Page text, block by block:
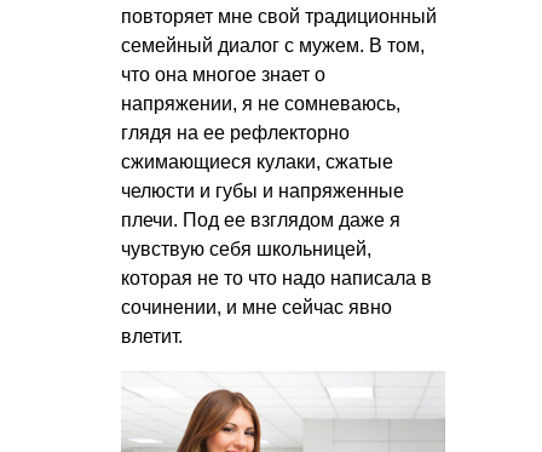
повторяет мне свой традиционный
семейный диалог с мужем. В том,
что она многое знает о
напряжении, я не сомневаюсь,
глядя на ее рефлекторно
сжимающиеся кулаки, сжатые
челюсти и губы и напряженные
плечи. Под ее взглядом даже я
чувствую себя школьницей,
которая не то что надо написала в
сочинении, и мне сейчас явно
влетит.